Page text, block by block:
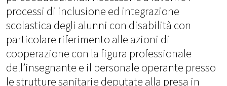
processi di inclusione ed integrazione
scolastica degli alunni con disabilità con
particolare riferimento alle azioni di
cooperazione con la figura professionale
dell’insegnante e il personale operante presso
le strutture sanitarie deputate alla presa in